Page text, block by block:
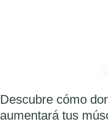
Descubre cómo
aumentará tus